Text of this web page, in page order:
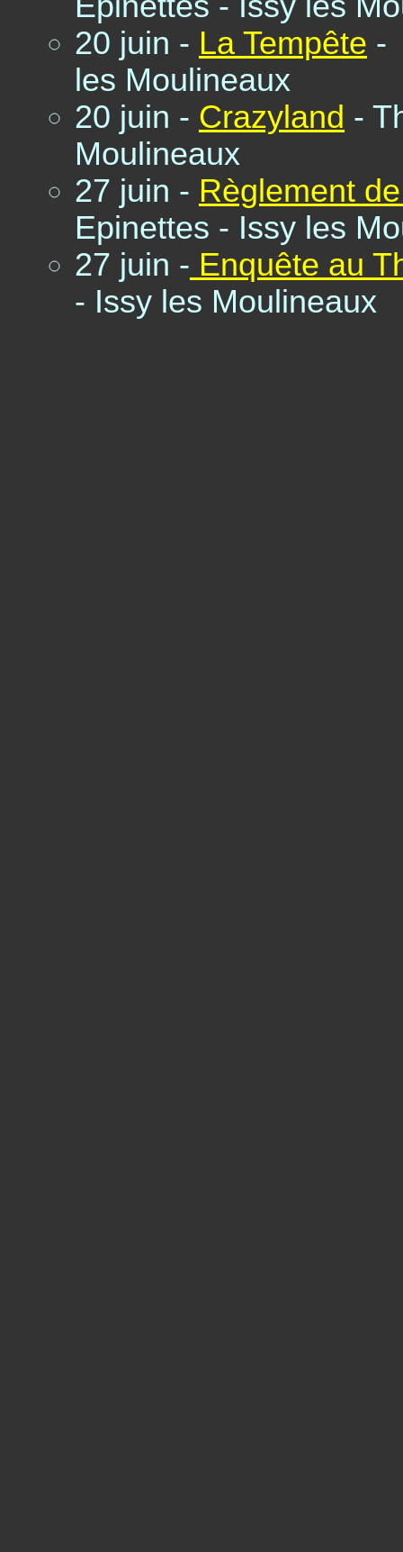
20 juin - La Tempête -
les Moulineaux
20 juin - Crazyland -
Moulineaux
27 juin - Règlement
Epinettes - Issy les
27 juin - Enquête au
- Issy les Moulineaux